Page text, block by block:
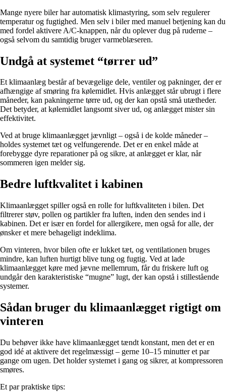
Mange nyere biler har automatisk klimastyring, som selv regulerer
temperatur og fugtighed. Men selv i biler med manuel betjening kan du
med fordel aktivere A/C-knappen, når du oplever dug på ruderne –
også selvom du samtidig bruger varmeblæseren.
Undgå at systemet “tørrer ud”
Et klimaanlæg består af bevægelige dele, ventiler og pakninger, der er
afhængige af smøring fra kølemidlet. Hvis anlægget står ubrugt i flere
måneder, kan pakningerne tørre ud, og der kan opstå små utætheder.
Det betyder, at kølemidlet langsomt siver ud, og anlægget mister sin
effektivitet.
Ved at bruge klimaanlægget jævnligt – også i de kolde måneder –
holdes systemet tæt og velfungerende. Det er en enkel måde at
forebygge dyre reparationer på og sikre, at anlægget er klar, når
sommeren igen melder sig.
Bedre luftkvalitet i kabinen
Klimaanlægget spiller også en rolle for luftkvaliteten i bilen. Det
filtrerer støv, pollen og partikler fra luften, inden den sendes ind i
kabinen. Det er især en fordel for allergikere, men også for alle, der
ønsker et mere behageligt indeklima.
Om vinteren, hvor bilen ofte er lukket tæt, og ventilationen bruges
mindre, kan luften hurtigt blive tung og fugtig. Ved at lade
klimaanlægget køre med jævne mellemrum, får du friskere luft og
undgår den karakteristiske “mugne” lugt, der kan opstå i stillestående
systemer.
Sådan bruger du klimaanlægget rigtigt om
vinteren
Du behøver ikke have klimaanlægget tændt konstant, men det er en
god idé at aktivere det regelmæssigt – gerne 10–15 minutter et par
gange om ugen. Det holder systemet i gang og sikrer, at kompressoren
smøres.
Et par praktiske tips: